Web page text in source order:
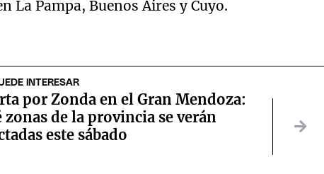
La Pampa, Buenos Aires y Cuyo.
INTERESAR
por Zonda en el Gran Mendoza:
zonas de la provincia se verán
este sábado